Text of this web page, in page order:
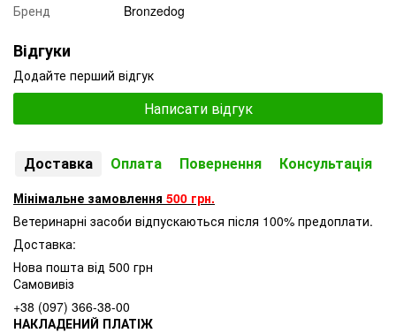
Бренд Bronzedog
Відгуки
Додайте перший відгук
Написати відгук
Доставка Оплата Повернення Консультація
Мінімальне замовлення 500 грн.
Ветеринарні засоби відпускаються після 100% предоплати.
Доставка:
Нова пошта від 500 грн
Самовивіз
+38 (097) 366-38-00
НАКЛАДЕНИЙ ПЛАТІЖ